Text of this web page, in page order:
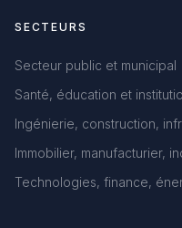
SECTEURS
Secteur public et municipal
Santé, éducation et
Ingénierie, construction,
Immobilier, manufacturier,
Technologies, finance,